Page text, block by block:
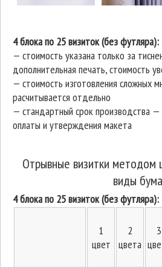
4 блока по 25 визиток (без футляра):
— стоимость указана только за
дополнительная печать, стоимость
— стоимость изготовления сложных
расчитывается отдельно
— стандартный срок производства
оплаты и утверждения макета
Отрывные визитки
виды
4 блока по 25 визиток (без футляра):
1
цвет
2
цвета
3